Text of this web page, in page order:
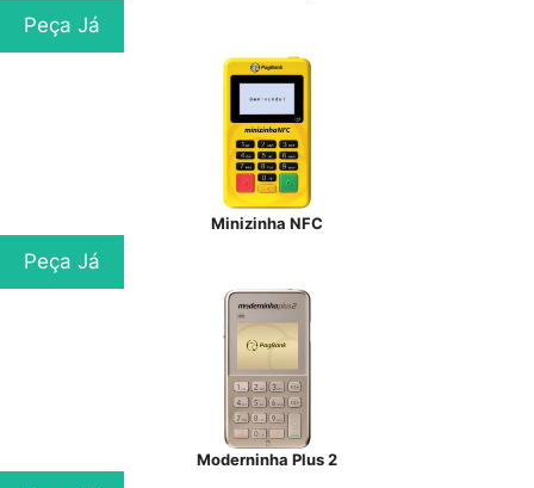
Peça Já
Minizinha NFC
Peça Já
Moderninha Plus 2